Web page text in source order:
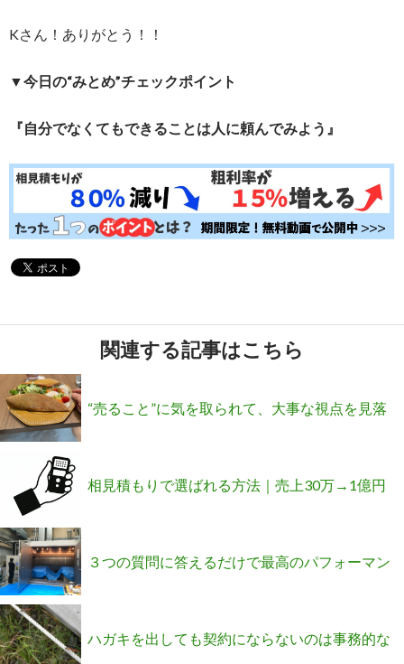
Kさん！ありがとう！！
▼今日の“みとめ”チェックポイント
『自分でなくてもできることは人に頼んでみよう』
関連する記事はこちら
“売ること”に気を取られて、大事な視点を見落
としてませんか？
相見積もりで選ばれる方法｜売上30万→1億円
を実現した成功事例
３つの質問に答えるだけで最高のパフォーマン
スを発揮できる自分になる方法
ハガキを出しても契約にならないのは事務的な